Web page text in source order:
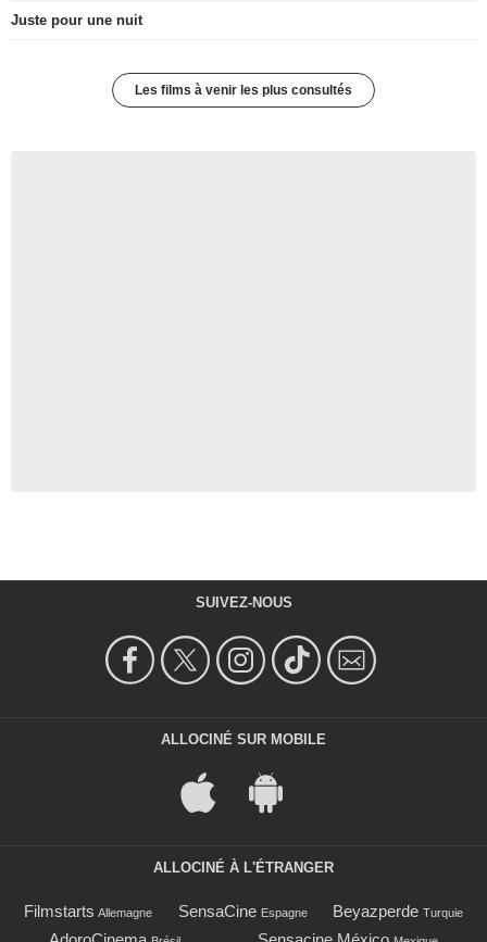
Juste pour une nuit
Les films à venir les plus consultés
SUIVEZ-NOUS
ALLOCINÉ SUR MOBILE
ALLOCINÉ À L'ÉTRANGER
Filmstarts Allemagne SensaCine Espagne Beyazperde Turquie